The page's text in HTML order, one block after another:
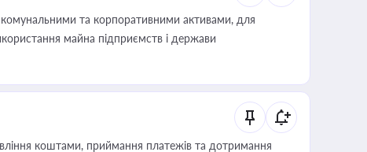
та корпоративними активами, для
майна підприємств і держави